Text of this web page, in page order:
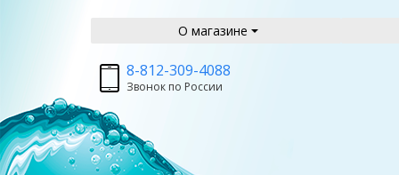
О магазине
8-812-309-4088
Звонок по России